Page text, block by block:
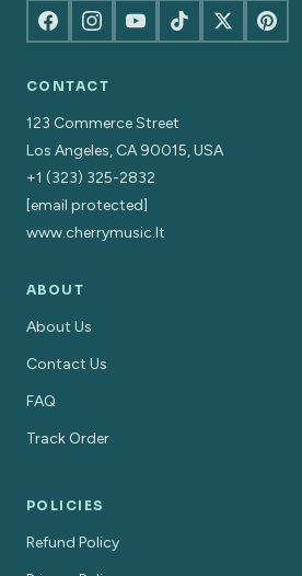
CONTACT
123 Commerce Street
Los Angeles, CA 90015, USA
+1 (323) 325-2832
[email protected]
www.cherrymusic.lt
ABOUT
About Us
Contact Us
FAQ
Track Order
POLICIES
Refund Policy